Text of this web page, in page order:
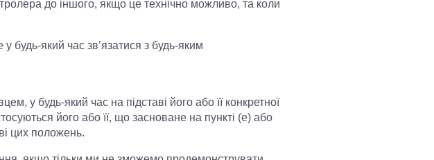
до іншого, якщо це технічно можливо, та коли
будь-який час зв’язатися з будь-яким
у будь-який час на підставі його або її конкретної
його або її, що засноване на пункті (е) або
цих положень.